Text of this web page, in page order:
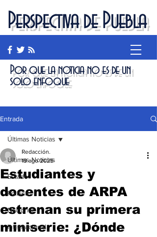
Perspectiva de Puebla
Por que la noticia no es de un
solo enfoque
Entrada
Últimas Noticias
Estado
Política
Nacional
Internacional
Últimas Noticias
Estudiantes y
docentes de ARPA
estrenan su primera
miniserie: ¿Dónde
Redacción.
19 ago 2025